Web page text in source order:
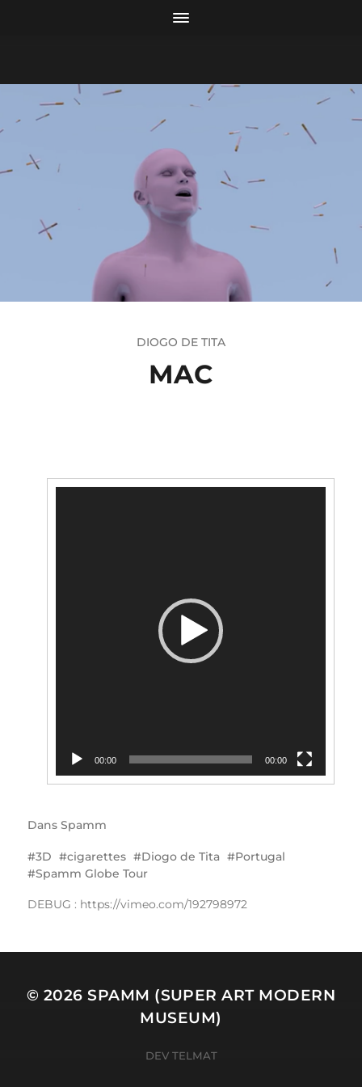
DIOGO DE TITA
MAC
00:00 00:00
Dans Spamm
3D cigarettes Diogo de Tita
Portugal
Spamm Globe Tour
DEBUG : https://vimeo.com/192798972
© 2026SPAMM (SUPER ART MODERN
MUSEUM)
DEV TELMAT